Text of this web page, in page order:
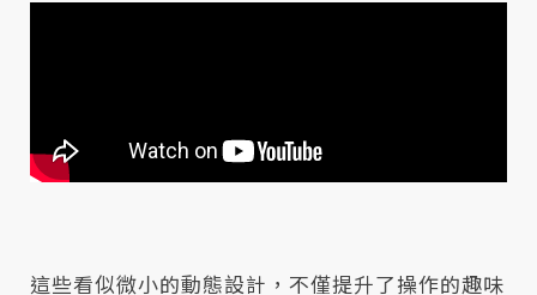
這些看似微小的動態設計，不僅提升了操作的趣味